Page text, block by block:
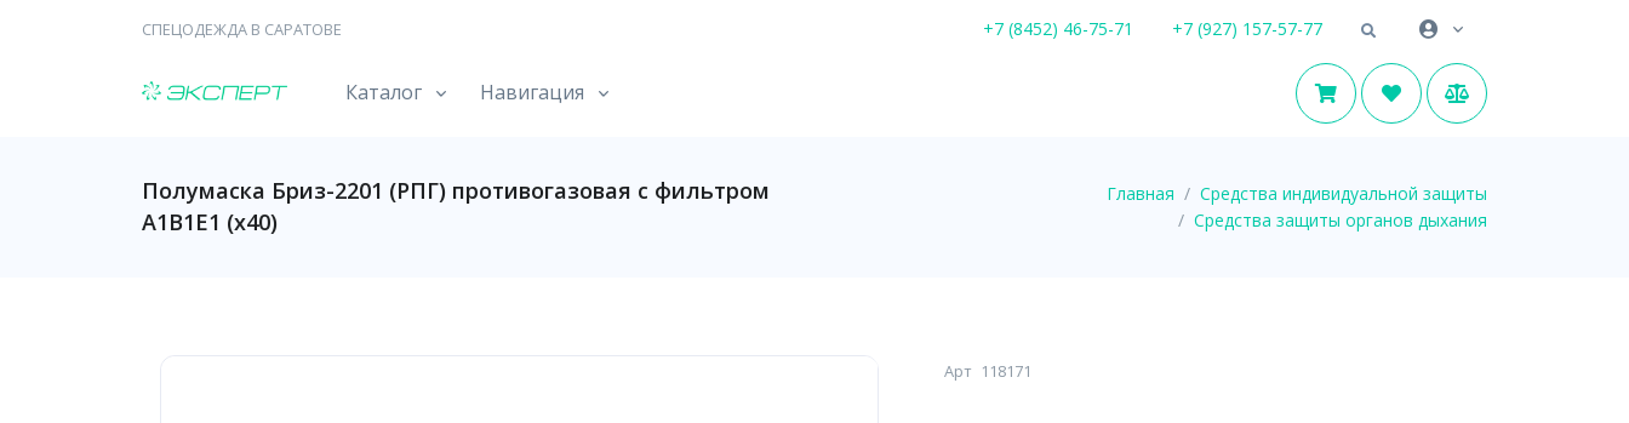
СПЕЦОДЕЖДА В САРАТОВЕ +7 (8452) 46-75-71 +7 (927) 157-57-77
Каталог Навигация
Полумаска Бриз-2201 (РПГ) противогазовая с фильтром
А1В1Е1 (х40)
Главная
Средства индивидуальной защиты
Средства защиты органов дыхания
Арт 118171